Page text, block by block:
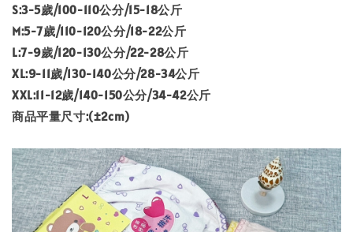
S:3-5歲/100-110公分/15-18公斤
M:5-7歲/110-120公分/18-22公斤
L:7-9歲/120-130公分/22-28公斤
XL:9-11歲/130-140公分/28-34公斤
XXL:11-12歲/140-150公分/34-42公斤
商品平量尺寸:(±2cm)